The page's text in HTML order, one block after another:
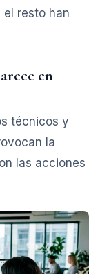
el resto han
en
técnicos y
la
las acciones